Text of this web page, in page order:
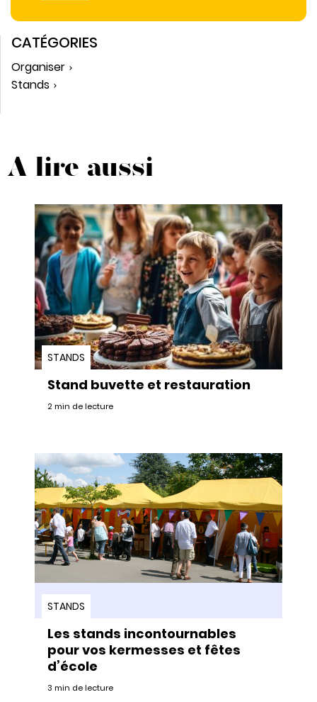
CATÉGORIES
Organiser
Stands
A lire aussi
STANDS
Stand buvette et restauration
2 min de lecture
STANDS
Les stands incontournables
pour vos kermesses et fêtes
d’école
3 min de lecture